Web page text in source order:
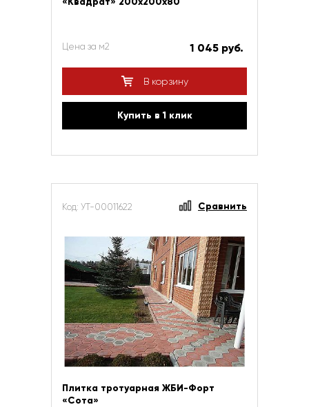
Цена за м2 1 045 руб.
В корзину
Купить в 1 клик
Код: УТ-00011622 Сравнить
Плитка тротуарная ЖБИ-Форт
«Сота»